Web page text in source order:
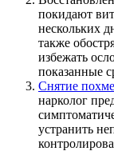
покидают
нескольких
также
избежать
показанные
Снятие
нарколог
устранить